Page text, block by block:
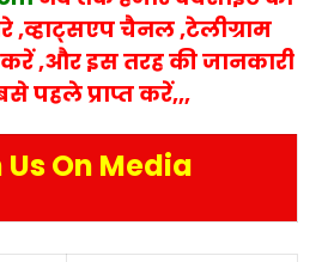
,व्हाट्सएप चैनल ,टेलीग्राम
,और इस तरह की जानकारी
पहले प्राप्त करें,,,
On Media